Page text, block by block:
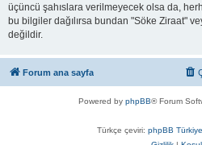
üçüncü şahıslara verilmeyecek olsa da,
bu bilgiler dağılırsa bundan "Söke Ziraat"
değildir.
Forum ana sayfa
Powered by phpBB® Forum
Türkçe çeviri: phpBB Türkiye